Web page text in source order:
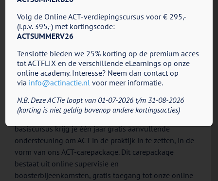
Kosten: 1095,- euro
Vanuit ACT in Actie bieden wij dus een echt
totaalpakket om aan de slag te gaan met ACT! Je volgt
basiscursus, begeleid door een enthousiaste en
deskundige docent. Na afronding van de ACT-
basiscursus krijg je één jaar gratis aanvullende
ondersteuning om ACT in de praktijk in te zetten, in de
vorm van ons ACT-carepackage. Dit carepackage
bestaat uit online supervisie en
boosterbijeenkomsten, gratis toegang tot onze online
Volg de Online ACT-verdiepingscursus voor € 295,-
(i.p.v. 395,-) met kortingscode:
ACTSUMMERV26
Tenslotte bieden we 25% korting op de premium acces
tot ACTFLIX en de verschillende eLearnings op onze
online academy. Interesse? Neem dan contact op
via info@actinactie.nl voor meer informatie.
N.B. Deze ACTie loopt van 01-07-2026 t/m 31-08-2026
(korting is niet geldig bovenop andere kortingsacties)